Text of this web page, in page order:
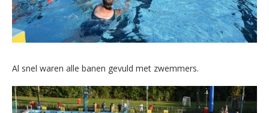
Al snel waren alle banen gevuld met zwemmers.